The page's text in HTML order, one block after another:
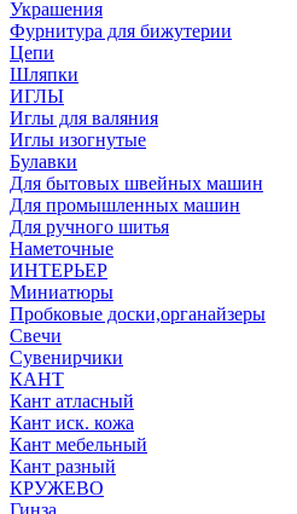
Украшения
Фурнитура для бижутерии
Цепи
Шляпки
ИГЛЫ
Иглы для валяния
Иглы изогнутые
Булавки
Для бытовых швейных машин
Для промышленных машин
Для ручного шитья
Наметочные
ИНТЕРЬЕР
Миниатюры
Пробковые доски,органайзеры
Свечи
Сувенирчики
КАНТ
Кант атласный
Кант иск. кожа
Кант мебельный
Кант разный
КРУЖЕВО
Гинза